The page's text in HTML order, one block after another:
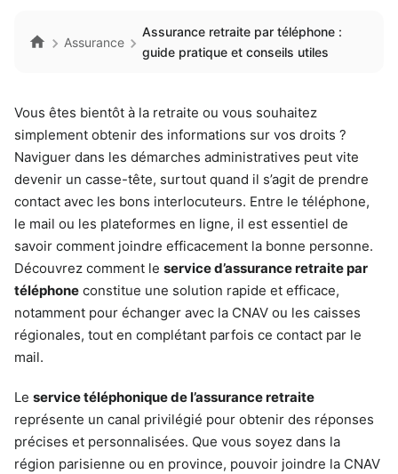
Assurance
Assurance retraite par téléphone :
guide pratique et conseils utiles
Vous êtes bientôt à la retraite ou vous souhaitez
simplement obtenir des informations sur vos droits ?
Naviguer dans les démarches administratives peut vite
devenir un casse-tête, surtout quand il s’agit de prendre
contact avec les bons interlocuteurs. Entre le téléphone,
le mail ou les plateformes en ligne, il est essentiel de
savoir comment joindre efficacement la bonne personne.
Découvrez comment le service d’assurance retraite par
téléphone constitue une solution rapide et efficace,
notamment pour échanger avec la CNAV ou les caisses
régionales, tout en complétant parfois ce contact par le
mail.
Le service téléphonique de l’assurance retraite
représente un canal privilégié pour obtenir des réponses
précises et personnalisées. Que vous soyez dans la
région parisienne ou en province, pouvoir joindre la CNAV